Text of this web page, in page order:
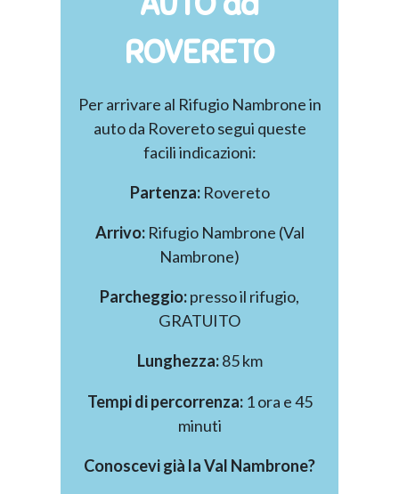
DE
ROVERETO
Per arrivare al Rifugio Nambrone in
auto da Rovereto segui queste
facili indicazioni:
Partenza: Rovereto
Arrivo: Rifugio Nambrone (Val
Nambrone)
Parcheggio:presso il rifugio,
GRATUITO
Lunghezza:85 km
Tempi di percorrenza: 1 ora e 45
minuti
Conoscevi già la Val Nambrone?